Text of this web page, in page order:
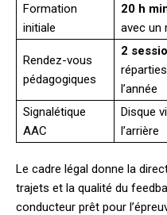
Formation
initiale
20 h
avec un
Rendez-vous
pédagogiques
2
l’année
Signalétique
AAC
Disque
l’arrière
Le cadre légal donne la
trajets et la qualité du
conducteur prêt pour